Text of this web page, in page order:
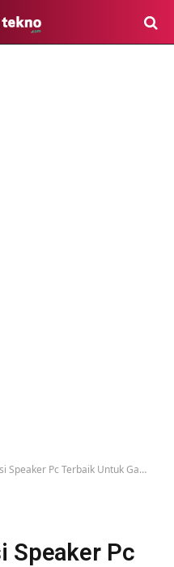
Pc Terbaik Untuk Gaming
Speaker Pc